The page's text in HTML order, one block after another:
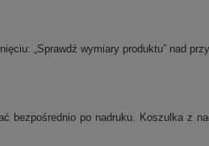
„Sprawdź wymiary produktu” nad
bezpośrednio po nadruku. Koszulka z